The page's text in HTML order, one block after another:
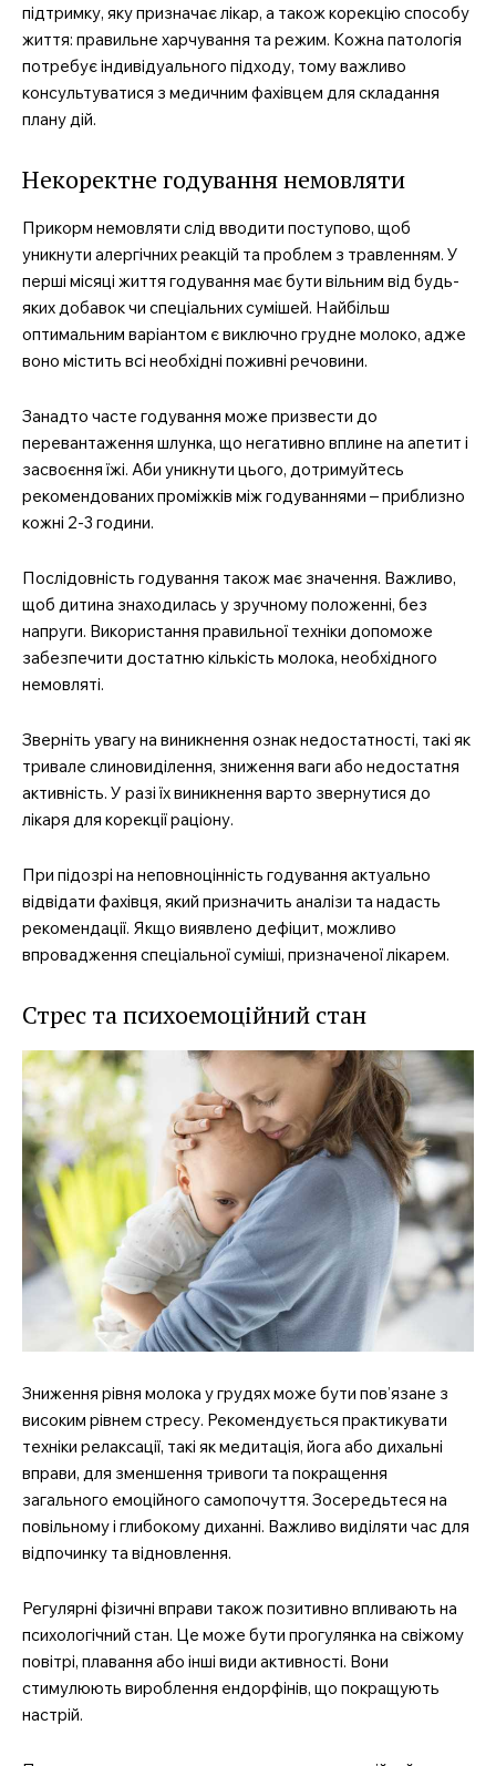
MedTerms.com.ua
підтримку, яку призначає лікар, а також корекцію способу
життя: правильне харчування та режим. Кожна патологія
потребує індивідуального підходу, тому важливо
консультуватися з медичним фахівцем для складання
плану дій.
Некоректне годування немовляти
Прикорм немовляти слід вводити поступово, щоб
уникнути алергічних реакцій та проблем з травленням. У
перші місяці життя годування має бути вільним від будь-
яких добавок чи спеціальних сумішей. Найбільш
оптимальним варіантом є виключно грудне молоко, адже
воно містить всі необхідні поживні речовини.
Занадто часте годування може призвести до
перевантаження шлунка, що негативно вплине на апетит і
засвоєння їжі. Аби уникнути цього, дотримуйтесь
рекомендованих проміжків між годуваннями – приблизно
кожні 2-3 години.
Послідовність годування також має значення. Важливо,
щоб дитина знаходилась у зручному положенні, без
напруги. Використання правильної техніки допоможе
забезпечити достатню кількість молока, необхідного
немовляті.
Зверніть увагу на виникнення ознак недостатності, такі як
тривале слиновиділення, зниження ваги або недостатня
активність. У разі їх виникнення варто звернутися до
лікаря для корекції раціону.
При підозрі на неповноцінність годування актуально
відвідати фахівця, який призначить аналізи та надасть
рекомендації. Якщо виявлено дефіцит, можливо
впровадження спеціальної суміші, призначеної лікарем.
Стрес та психоемоційний стан
Зниження рівня молока у грудях може бути пов’язане з
високим рівнем стресу. Рекомендується практикувати
техніки релаксації, такі як медитація, йога або дихальні
вправи, для зменшення тривоги та покращення
загального емоційного самопочуття. Зосередьтеся на
повільному і глибокому диханні. Важливо виділяти час для
відпочинку та відновлення.
Регулярні фізичні вправи також позитивно впливають на
психологічний стан. Це може бути прогулянка на свіжому
повітрі, плавання або інші види активності. Вони
стимулюють вироблення ендорфінів, що покращують
настрій.